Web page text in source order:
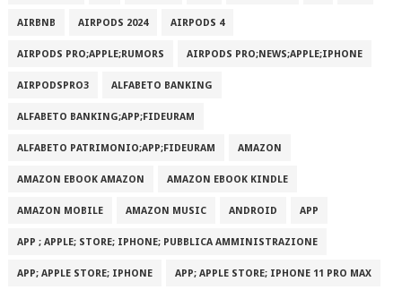
AIRBNB AIRPODS 2024 AIRPODS 4
AIRPODS PRO;APPLE;RUMORS AIRPODS PRO;NEWS;APPLE;IPHONE
AIRPODSPRO3 ALFABETO BANKING
ALFABETO BANKING;APP;FIDEURAM
ALFABETO PATRIMONI‪O‬;APP;FIDEURAM AMAZON
AMAZON EBOOK AMAZON AMAZON EBOOK KINDLE
AMAZON MOBILE AMAZON MUSIC ANDROID APP
APP ; APPLE; STORE; IPHONE; PUBBLICA AMMINISTRAZIONE
APP; APPLE STORE; IPHONE APP; APPLE STORE; IPHONE 11 PRO MAX